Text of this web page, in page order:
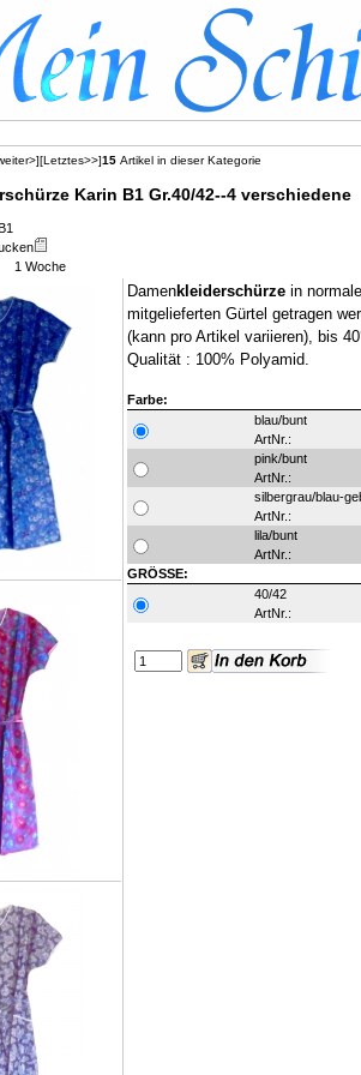
[Letztes>>]15 Artikel in dieser Kategorie
Karin B1 Gr.40/42--4 verschiedene
1 Woche
Damenkleiderschürze in
mitgelieferten Gürtel getragen
(kann pro Artikel variieren), bis
Qualität : 100% Polyamid.
Farbe:
blau/bunt
ArtNr.:
pink/bunt
ArtNr.:
silbergrau/blau-
ArtNr.:
lila/bunt
ArtNr.:
GRÖSSE:
40/42
ArtNr.: